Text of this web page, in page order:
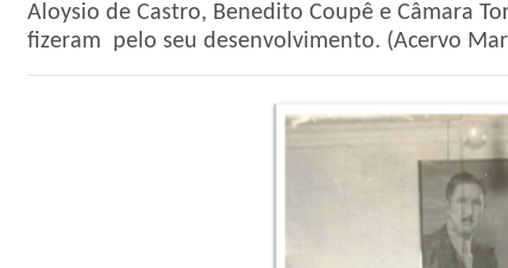
Aloysio de Castro, Benedito Coupê e Câmara
fizeram pelo seu desenvolvimento. (Acervo